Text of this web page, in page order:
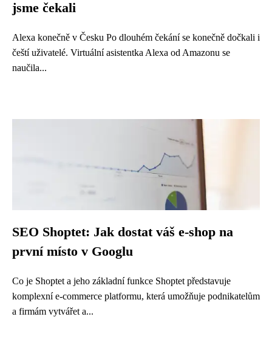
jsme čekali
Alexa konečně v Česku Po dlouhém čekání se konečně dočkali i
čeští uživatelé. Virtuální asistentka Alexa od Amazonu se
naučila...
SEO Shoptet: Jak dostat váš e-shop na
první místo v Googlu
Co je Shoptet a jeho základní funkce Shoptet představuje
komplexní e-commerce platformu, která umožňuje podnikatelům
a firmám vytvářet a...